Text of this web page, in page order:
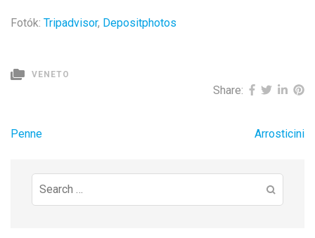
Fotók: Tripadvisor, Depositphotos
VENETO
Share:
Bejegyzés
Penne Arrosticini
Search
for: